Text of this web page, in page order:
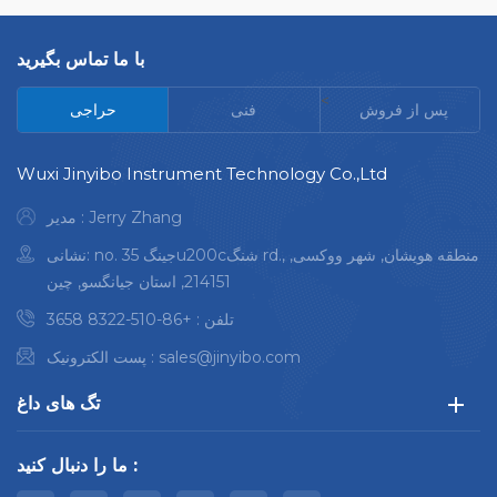
مقیاس کامل دمای ثابت کوره با
دمای بالا فناوری تشخیص
سیگنال مونوکسید کربن
کاربردهای کلیدی: عمدتا در
فولاد، آهن، آلیاژ، ماسه هسته
استفاده می شود.
با ما تماس بگیرید
حراجی فنی < پس از فروش
Wuxi Jinyibo Instrument Technology Co.,Ltd
مدیر : Jerry Zhang
نشانی: no. 35 جینگu200cشنگ rd., منطقه هویشان, شهر ووکسی,
214151, استان جیانگسو, چین
تلفن : +86-510-8322 3658
پست الکترونیک : sales@jinyibo.com
تگ های داغ
ما را دنبال کنید :